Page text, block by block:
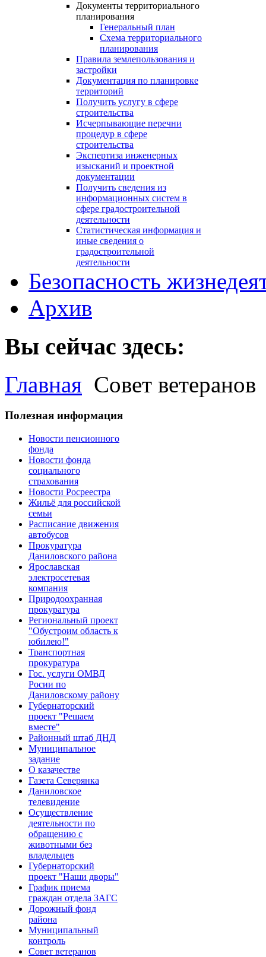
Документы территориального
планирования
Генеральный план
Схема территориального
планирования
Правила землепользования и
застройки
Документация по планировке
территорий
Получить услугу в сфере
строительства
Исчерпывающие перечни
процедур в сфере
строительства
Экспертиза инженерных
изысканий и проектной
документации
Получить сведения из
информационных систем в
сфере градостроительной
деятельности
Статистическая информация и
иные сведения о
градостроительной
деятельности
Безопасность
Архив
Вы сейчас здесь:
Главная Совет ветеранов
Полезная информация
Новости пенсионного
фонда
Новости фонда
социального
страхования
Новости Росреестра
Жильё для российской
семьи
Расписание движения
автобусов
Прокуратура
Даниловского района
Ярославская
электросетевая
компания
Природоохранная
прокуратура
Региональный проект
"Обустроим область к
юбилею!"
Транспортная
прокуратура
Гос. услуги ОМВД
Росии по
Даниловскому району
Губернаторский
проект "Решаем
вместе"
Районный штаб ДНД
Муниципальное
задание
О казачестве
Газета Северянка
Даниловское
телевидение
Осуществление
деятельности по
обращению с
животными без
владельцев
Губернаторский
проект "Наши дворы"
График приема
граждан отдела ЗАГС
Дорожный фонд
района
Муниципальный
контроль
Совет ветеранов